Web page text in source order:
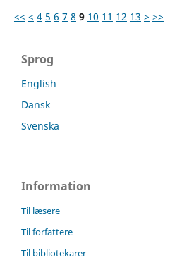
<< < 4 5 6 7 8 9 10 11 12 13 > >>
Sprog
English
Dansk
Svenska
Information
Til læsere
Til forfattere
Til bibliotekarer